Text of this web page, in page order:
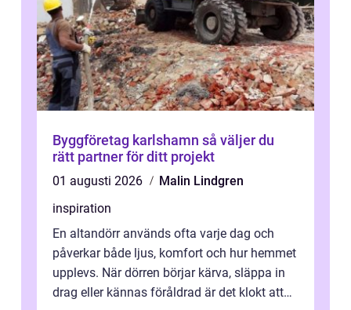
Byggföretag karlshamn så väljer du
rätt partner för ditt projekt
01 augusti 2026
Malin Lindgren
inspiration
En altandörr används ofta varje dag och
påverkar både ljus, komfort och hur hemmet
upplevs. När dörren börjar kärva, släppa in
drag eller kännas föråldrad är det klokt att